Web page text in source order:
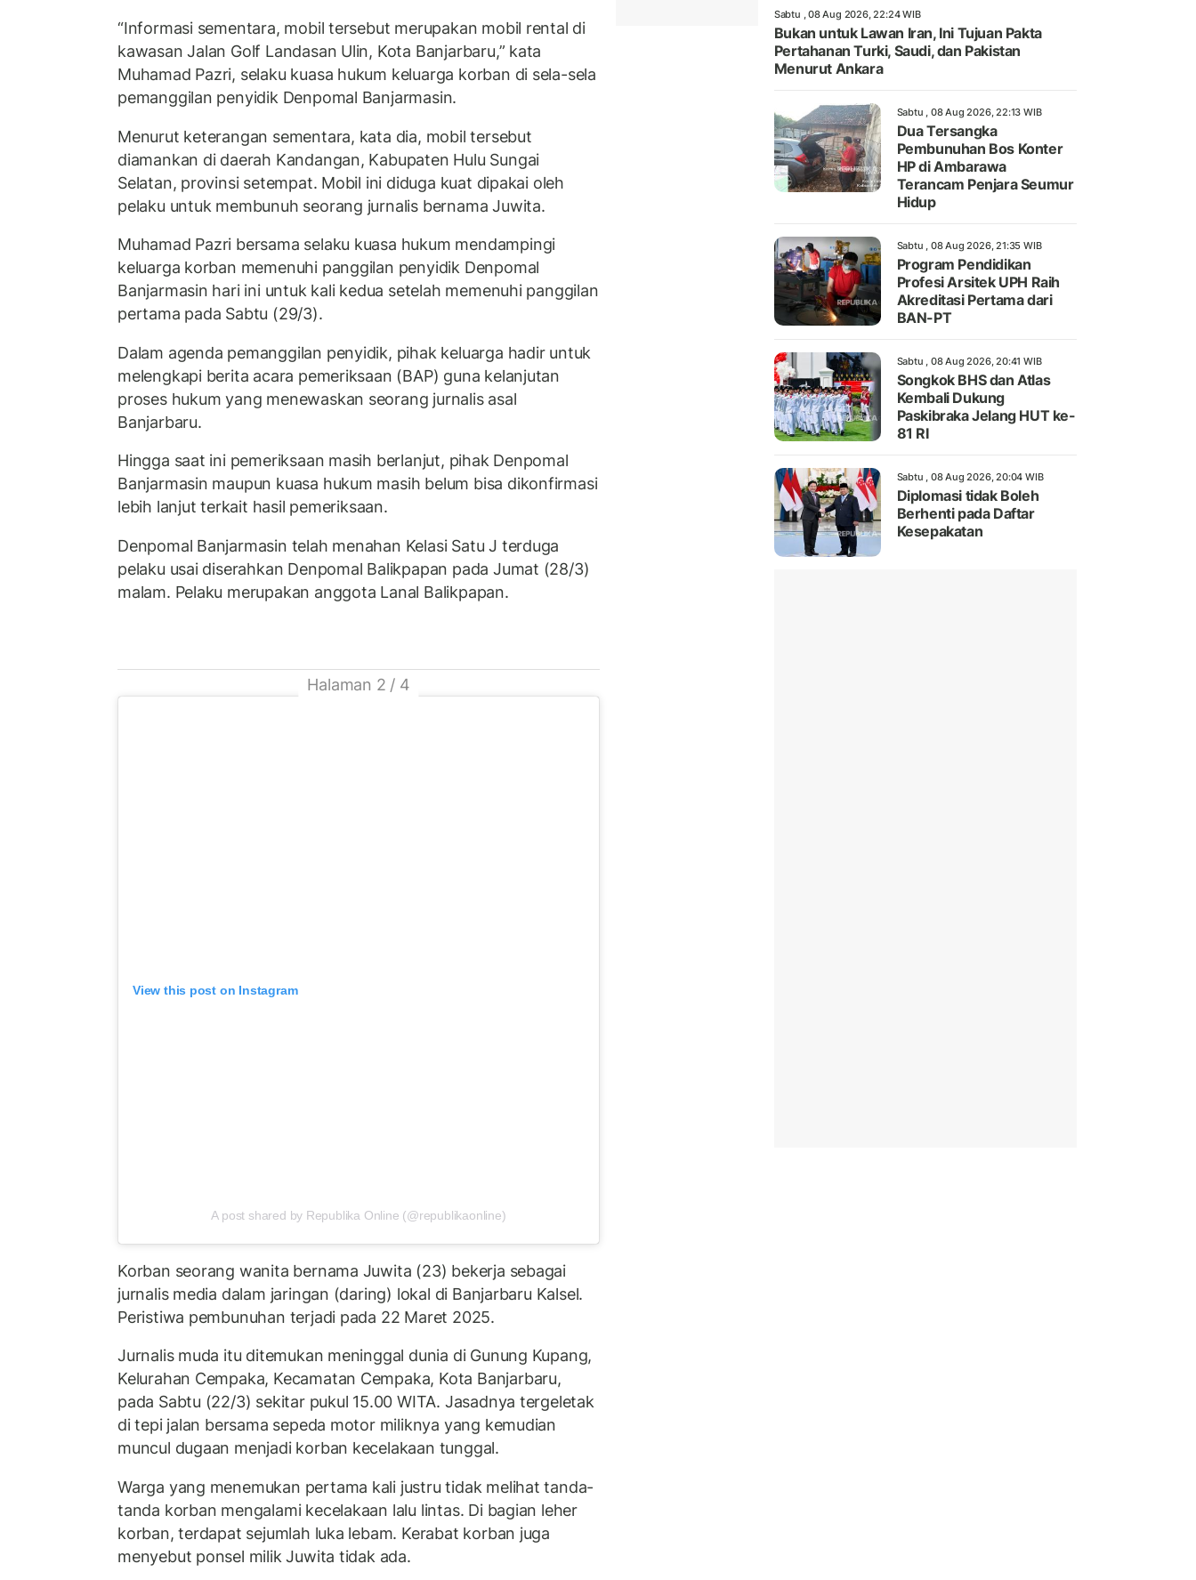
“Informasi sementara, mobil tersebut merupakan mobil rental di
kawasan Jalan Golf Landasan Ulin, Kota Banjarbaru,” kata
Muhamad Pazri, selaku kuasa hukum keluarga korban di sela-sela
pemanggilan penyidik Denpomal Banjarmasin.
Menurut keterangan sementara, kata dia, mobil tersebut
diamankan di daerah Kandangan, Kabupaten Hulu Sungai
Selatan, provinsi setempat. Mobil ini diduga kuat dipakai oleh
pelaku untuk membunuh seorang jurnalis bernama Juwita.
Muhamad Pazri bersama selaku kuasa hukum mendampingi
keluarga korban memenuhi panggilan penyidik Denpomal
Banjarmasin hari ini untuk kali kedua setelah memenuhi panggilan
pertama pada Sabtu (29/3).
Dalam agenda pemanggilan penyidik, pihak keluarga hadir untuk
melengkapi berita acara pemeriksaan (BAP) guna kelanjutan
proses hukum yang menewaskan seorang jurnalis asal
Banjarbaru.
Hingga saat ini pemeriksaan masih berlanjut, pihak Denpomal
Banjarmasin maupun kuasa hukum masih belum bisa dikonfirmasi
lebih lanjut terkait hasil pemeriksaan.
Denpomal Banjarmasin telah menahan Kelasi Satu J terduga
pelaku usai diserahkan Denpomal Balikpapan pada Jumat (28/3)
malam. Pelaku merupakan anggota Lanal Balikpapan.
Halaman 2 / 4
View this post on Instagram
A post shared by Republika Online (@republikaonline)
Korban seorang wanita bernama Juwita (23) bekerja sebagai
jurnalis media dalam jaringan (daring) lokal di Banjarbaru Kalsel.
Peristiwa pembunuhan terjadi pada 22 Maret 2025.
Jurnalis muda itu ditemukan meninggal dunia di Gunung Kupang,
Kelurahan Cempaka, Kecamatan Cempaka, Kota Banjarbaru,
pada Sabtu (22/3) sekitar pukul 15.00 WITA. Jasadnya tergeletak
di tepi jalan bersama sepeda motor miliknya yang kemudian
muncul dugaan menjadi korban kecelakaan tunggal.
Warga yang menemukan pertama kali justru tidak melihat tanda-
tanda korban mengalami kecelakaan lalu lintas. Di bagian leher
korban, terdapat sejumlah luka lebam. Kerabat korban juga
menyebut ponsel milik Juwita tidak ada.
Sabtu , 08 Aug 2026, 22:24 WIB
Bukan untuk Lawan Iran, Ini Tujuan Pakta
Pertahanan Turki, Saudi, dan Pakistan
Menurut Ankara
Sabtu , 08 Aug 2026, 22:13 WIB
Dua Tersangka
Pembunuhan Bos Konter
HP di Ambarawa
Terancam Penjara Seumur
Hidup
Sabtu , 08 Aug 2026, 21:35 WIB
Program Pendidikan
Profesi Arsitek UPH Raih
Akreditasi Pertama dari
BAN-PT
Sabtu , 08 Aug 2026, 20:41 WIB
Songkok BHS dan Atlas
Kembali Dukung
Paskibraka Jelang HUT ke-
81 RI
Sabtu , 08 Aug 2026, 20:04 WIB
Diplomasi tidak Boleh
Berhenti pada Daftar
Kesepakatan